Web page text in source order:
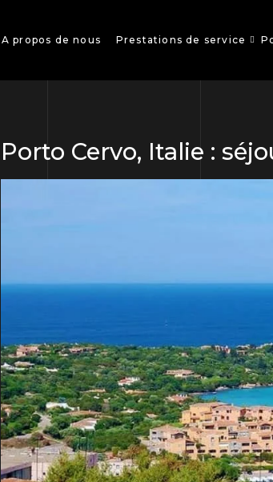
A propos de nous Prestations de service
Porto Cervo, Italie :